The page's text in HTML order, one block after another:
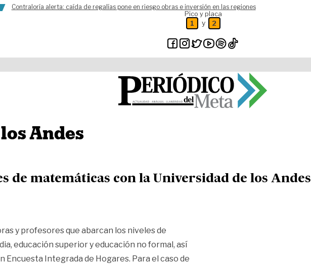
Contraloría alerta: caída de regalías pone en riesgo obras e inversión en las regiones
Pico y placa
1 y 2
Andes
de matemáticas con la Universidad de los Andes
y profesores que abarcan los niveles de
educación superior y educación no formal, así
Encuesta Integrada de Hogares. Para el caso de